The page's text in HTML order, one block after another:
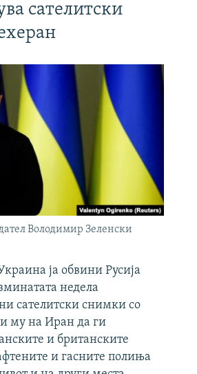
сателитски
Володимир Зеленски
ја обвини Русија
недела
сателитски снимки со
му на Иран да ги
и британските
и гасните полиња